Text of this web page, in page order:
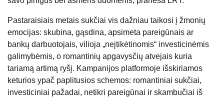
Pastaraisiais metais sukčiai vis dažniau taikosi į žmonių
emocijas: skubina, gąsdina, apsimeta pareigūnais ar
bankų darbuotojais, vilioja „neįtikėtinomis“ investicinėmis
galimybėmis, o romantinių apgavysčių atvejais kuria
tariamą artimą ryšį. Kampanijos platformoje išskiriamos
keturios ypač paplitusios schemos: romantiniai sukčiai,
investiciniai pažadai, netikri pareigūnai ir skambučiai iš